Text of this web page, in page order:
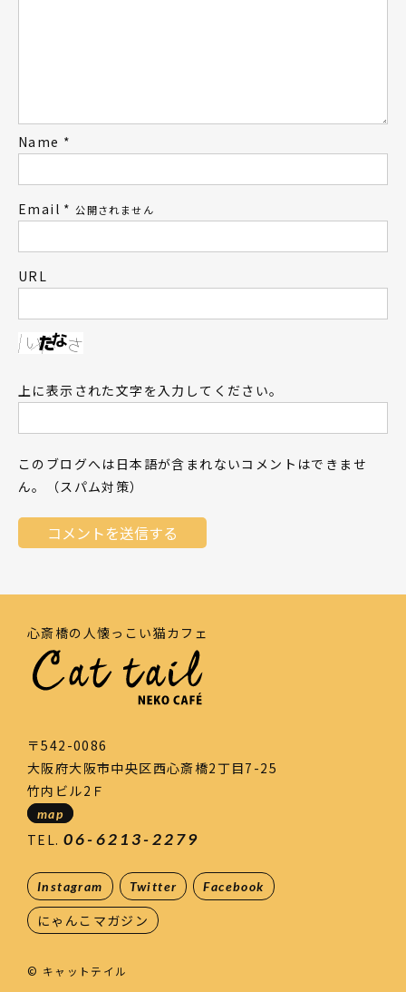
Name *
Email * 公開されません
URL
上に表示された文字を入力してください。
このブログへは日本語が含まれないコメントはできませ
ん。（スパム対策）
心斎橋の人懐っこい猫カフェ
〒542-0086
大阪府大阪市中央区西心斎橋2丁目7-25
竹内ビル2Ｆ
map
TEL. 06-6213-2279
Instagram Twitter Facebook
にゃんこマガジン
© キャットテイル